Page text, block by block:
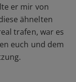
er mir von
ähnelten
trafen, war es
euch und dem